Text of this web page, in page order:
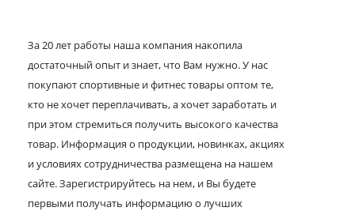
За 20 лет работы наша компания накопила
достаточный опыт и знает, что Вам нужно. У нас
покупают спортивные и фитнес товары оптом те,
кто не хочет переплачивать, а хочет заработать и
при этом стремиться получить высокого качества
товар. Информация о продукции, новинках, акциях
и условиях сотрудничества размещена на нашем
сайте. Зарегистрируйтесь на нем, и Вы будете
первыми получать информацию о лучших